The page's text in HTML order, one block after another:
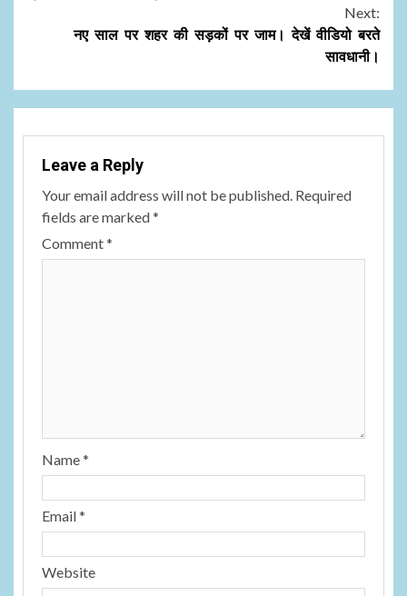
Next:
नए साल पर शहर की सड़कों पर जाम। देखें वीडियो बरते
सावधानी।
Leave a Reply
Your email address will not be published. Required
fields are marked*
Comment*
Name*
Email*
Website